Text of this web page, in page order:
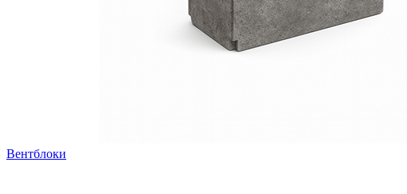
Вентблоки